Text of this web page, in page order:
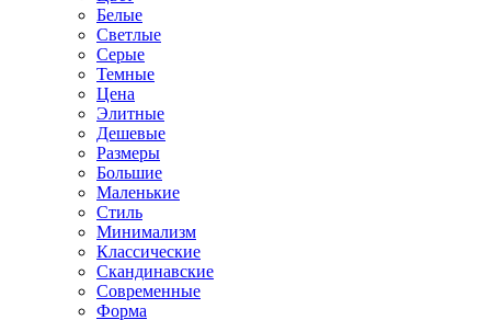
Белые
Светлые
Серые
Темные
Цена
Элитные
Дешевые
Размеры
Большие
Маленькие
Стиль
Минимализм
Классические
Скандинавские
Современные
Форма